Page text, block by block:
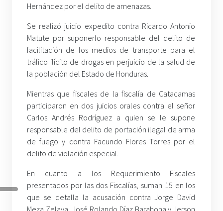
Hernández por el delito de amenazas.
Se realizó juicio expedito contra Ricardo Antonio
Matute por suponerlo responsable del delito de
facilitación de los medios de transporte para el
tráfico ilícito de drogas en perjuicio de la salud de
la población del Estado de Honduras.
Mientras que fiscales de la fiscalía de Catacamas
participaron en dos juicios orales contra el señor
Carlos Andrés Rodríguez a quien se le supone
responsable del delito de portación ilegal de arma
de fuego y contra Facundo Flores Torres por el
delito de violación especial.
En cuanto a los Requerimiento Fiscales
presentados por las dos Fiscalías, suman 15 en los
que se detalla la acusación contra Jorge David